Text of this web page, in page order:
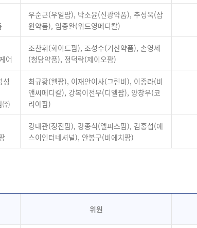
우순근(우일팜), 박소윤(신광약품), 추성욱(삼
원약품), 임종완(위드영메디칼)
어
조찬휘(화이트팜), 조성수(기산약품), 손영세
(청담약품), 정덕락(제이오팜)
성
㈜
최규황(웰팜), 이재안이사(그린비), 이종라(비
앤씨메디칼), 강복이전무(디엘팜), 양창우(코
리아팜)
강대관(정진팜), 강종식(엘피스팜), 김홍섭(에
스이인터네셔널), 안봉구(비에치팜)
위원